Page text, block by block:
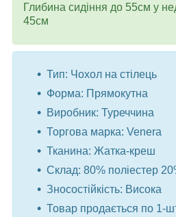
Глибина сидіння до 55см у
45см
Тип: Чохол на стілець
Форма: Прямокутна
Виробник: Туреччина
Торгова марка: Venera
Тканина: Жатка-креш
Склад: 80% поліестер
Зносостійкість: Висока
Товар продається по 1-